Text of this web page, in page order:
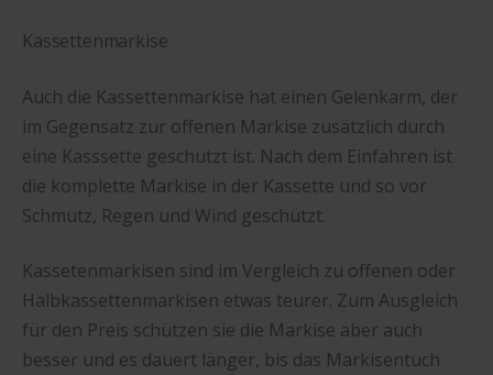
Kassettenmarkise
Auch die Kassettenmarkise hat einen Gelenkarm, der
im Gegensatz zur offenen Markise zusätzlich durch
eine Kasssette geschützt ist. Nach dem Einfahren ist
die komplette Markise in der Kassette und so vor
Schmutz, Regen und Wind geschützt.
Kassetenmarkisen sind im Vergleich zu offenen oder
Halbkassettenmarkisen etwas teurer. Zum Ausgleich
für den Preis schützen sie die Markise aber auch
besser und es dauert länger, bis das Markisentuch